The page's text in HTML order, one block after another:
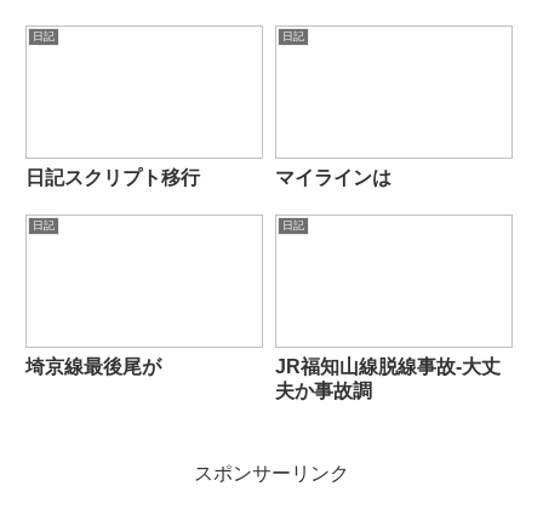
日記
日記スクリプト移行
日記
マイラインは
日記
埼京線最後尾が
日記
JR福知山線脱線事故-大丈
夫か事故調
スポンサーリンク